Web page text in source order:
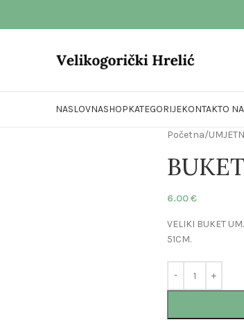
NASLOVNASHOPKATEGORIJEKONTAKTO
Početna/
6.00€
VELIKI BUKET
51CM.